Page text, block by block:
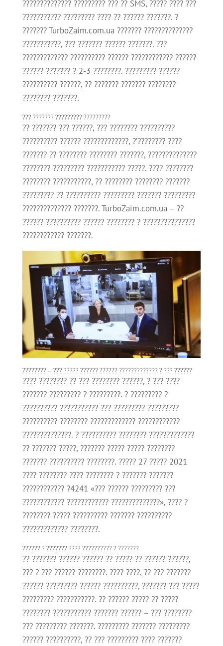
?????????????? ????????? ??? ?? SMS, ????? ???? ???
??????????? ????????? ???? ?? ?????? ???????. ?
??????? TurboZaim.com.ua ??????? ??????????????
???????????, ??? ??????? ?????? ???????. ???
????????????? ?????????? ?????? ???????????? ??????
?????? ??????? ? 2-3 ????????. ????????? ??????
?????????? ??????, ?? ??????? ??????? ????????
???????? ???????.
??? ??????? ????????? ?????????
?? ??????? ??? ??????, ??? ???????? ??????????
?????????? ?????? ?????????????, ?’???????? ????
??????? ?? ???????? ???????? ???????, ??????????????
???????? ????????? ??????????? ?????. ???? ????????
???????? ???????????, ?? ???????? ???????? ???????
????????? ?? ?????????? ????????? ??????? ?????????
?????????????? ???????. TurboZaim.com.ua – ??
?????? ?????????? ?????? ???????? ? ???????????????
???????????? ???????.
???????? – ??? ????? ?????? ?????? ????????????? ? ??? ??????
???? ???????? ?? ??? ???????? ??????, ? ??? ????
??????? ????????? ? ?????????. ? ????????? ?
?????????? ??????????? ??? ????????? ?????????
?????????? ???????? ????????????? ????????????
??????????????. ? ?????????? ???????? ?????????????
?? ??????? ?????, ??????? ????? ????? ????????
??????? ?????????? ????????. ????? 27 ????? 2021
???? ???????? ???? ???????? ? ??????? ???????
???????????? ?4241 «??? ?????? ????????? ???
???????????? ???????????? ??????????????», ???? ?
???????? ????? ?????????? ??????? ??????????
????????????? ????????.
?????? ? ??????? ???? ?????????? ? ???????
?? ??????? ?????? ?????? ?? ????? ?? ?????? ??????,
??? ? ??? ?????? ????????. ???? ????, ?? ??? ???????
?????? ????????? ?????? ??????????, ??????? ??? ?????
????????? ???????????. ?? ?????? ????? ?? ?????
???????? ??????????? ??????? ?????? – ??? ????????
??? ????????? ???????. ????????? ??????? ?????????
?????? ??????????, ?? ??? ????????? ???? ???????